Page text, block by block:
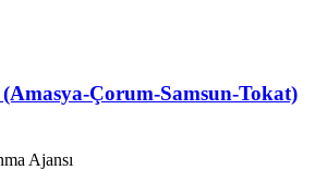
Çorum-Samsun-Tokat)
Ajansı